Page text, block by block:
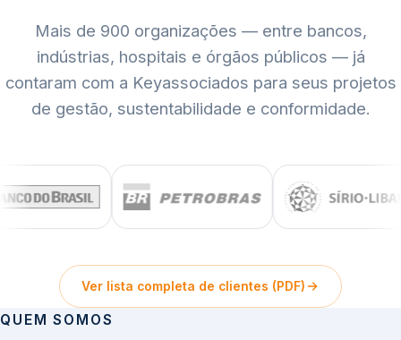
Mais de 900 organizações — entre bancos,
indústrias, hospitais e órgãos públicos — já
contaram com a Keyassociados para seus projetos
de gestão, sustentabilidade e conformidade.
Ver lista completa de clientes (PDF)
QUEM SOMOS